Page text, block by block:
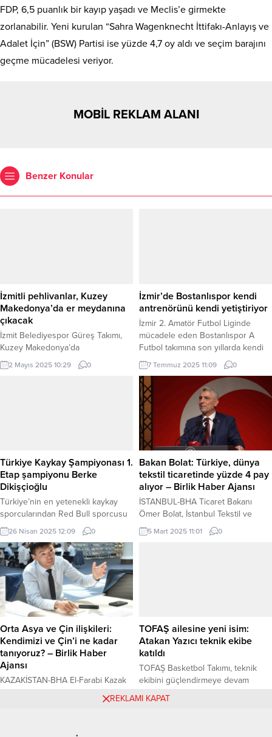
FDP, 6,5 puanlık bir kayıp yaşadı ve Meclis’e girmekte
zorlanabilir. Yeni kurulan “Sahra Wagenknecht İttifakı-Anlayış ve
Adalet İçin” (BSW) Partisi ise yüzde 4,7 oy aldı ve seçim barajını
geçme mücadelesi veriyor.
MOBİL REKLAM ALANI
Benzer Konular
İzmitli pehlivanlar, Kuzey
Makedonya’da er meydanına
çıkacak
İzmit Belediyespor Güreş Takımı,
Kuzey Makedonya’da
düzenlenecek 32. Uluslararası
Hıdırellez Bahar Şenlikleri’nin özel
şehrine bağlı Çalıklı Köyü’nde
düzenlenecek 42. Geleneksel Yağlı
Güreşleri’ne katılacak. Küçük Orta
Boyda Özgür Güreşen,...
2 Mayıs 2025 10:29 0
İzmir’de Bostanlıspor kendi
antrenörünü kendi yetiştiriyor
İzmir 2. Amatör Futbol Liginde
mücadele eden Bostanlıspor A
Futbol takımına son yıllarda kendi
bünyesinden, altyapısı veya A
futbol takımında oynayan
futbolculara antrenör olarak şans
tanıyor. Bostanlıspor bugüne kadar
5 futbolcusunu antrenör olarak
yetiştirdi. İZMİR(İGFA) – A Takımda
kaptanlık yapan Sabri Can Cankol
başta olmak üzere yine eski
futbolcularından Atıl...
7 Temmuz 2025 11:09 0
Türkiye Kaykay Şampiyonası 1.
Etap şampiyonu Berke
Dikişçioğlu
Türkiye’nin en yetenekli kaykay
sporcularından Red Bull sporcusu
Berke Dikişçioğlu, Türkiye Kaykay
Federasyonu tarafından
düzenlenen Mattia Ahmet Minguzzi
Kaykay Şampiyonası 1. Etap Ulusal
Sıralama şampiyonluğuna erişti.
İSTANBUL (İGFA) – Türkiye’nin en
yetenekli kaykaycılarından biri
olarak gösterilen Red Bull
sporcusu Berke Dikişçioğlu,
Türkiye Kaykay Federasyonu
tarafından düzenlenen, Mattia
Ahmet Minguzzi Kaykay
Şampiyonası...
26 Nisan 2025 12:09 0
Bakan Bolat: Türkiye, dünya
tekstil ticaretinde yüzde 4 pay
alıyor – Birlik Haber Ajansı
İSTANBUL-BHA Ticaret Bakanı
Ömer Bolat, İstanbul Tekstil ve
Hammaddeleri İhracatçıları Birliği
(İTHİB) tarafından İstanbul Fuar
gelişim gösterdiğini ve artık dünya
çapında bir marka haline geldiğini
vurguladı. “Dünyada tekstil,...
5 Mart 2025 11:01 0
Orta Asya ve Çin ilişkileri:
Kendimizi ve Çin’i ne kadar
tanıyoruz? – Birlik Haber
Ajansı
KAZAKİSTAN-BHA El-Farabi Kazak
İlişkiler Fakültesi, Uluslararası
TOFAŞ ailesine yeni isim:
Atakan Yazıcı teknik ekibe
katıldı
TOFAŞ Basketbol Takımı, teknik
ekibini güçlendirmeye devam
Manisa Basket’te asistan ve
16 Eylül 2025 16:49
REKLAMI KAPAT